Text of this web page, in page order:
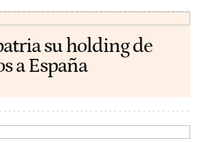
su holding de
a España